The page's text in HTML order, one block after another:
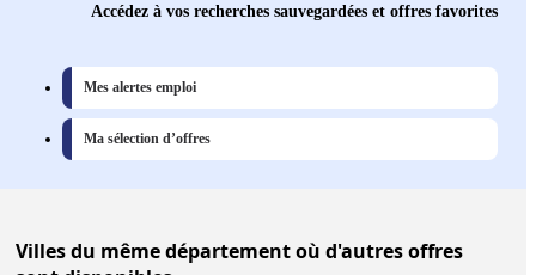
Accédez à vos recherches sauvegardées et offres favorites
Mes alertes emploi
Ma sélection d’offres
Villesdu même département où d'autres offres